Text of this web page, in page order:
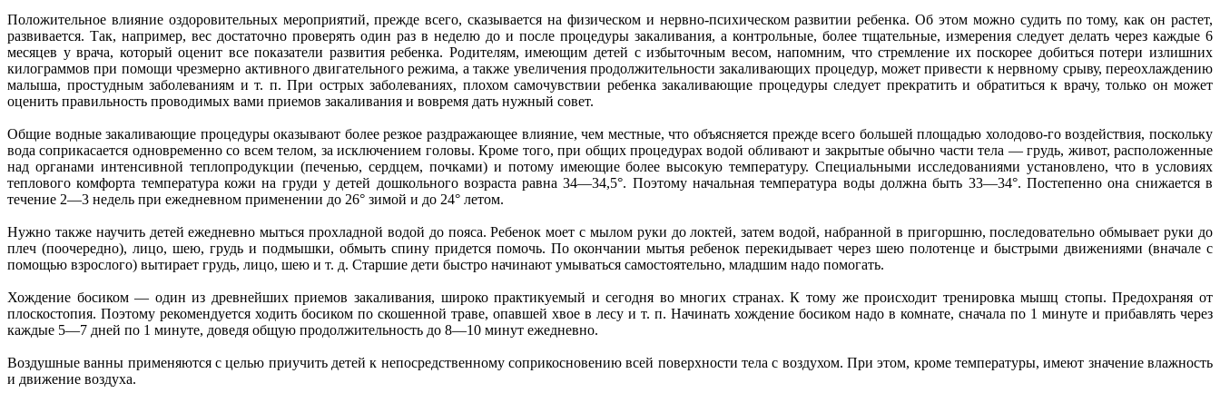
Положительное влияние оздоровительных мероприятий, прежде всего, сказывается на физическом и нервно-психическом развитии ребенка. Об этом можно судить по тому, как он растет,
развивается. Так, например, вес достаточно проверять один раз в неделю до и после процедуры закаливания, а контрольные, более тщательные, измерения следует делать через каждые 6
месяцев у врача, который оценит все показатели развития ребенка. Родителям, имеющим детей с избыточным весом, напомним, что стремление их поскорее добиться потери излишних
килограммов при помощи чрезмерно активного двигательного режима, а также увеличения продолжительности закаливающих процедур, может привести к нервному срыву, переохлаждению
малыша, простудным заболеваниям и т. п. При острых заболеваниях, плохом самочувствии ребенка закаливающие процедуры следует прекратить и обратиться к врачу, только он может
оценить правильность проводимых вами приемов закаливания и вовремя дать нужный совет.
Общие водные закаливающие процедуры оказывают более резкое раздражающее влияние, чем местные, что объясняется прежде всего большей площадью холодово-го воздействия, поскольку
вода соприкасается одновременно со всем телом, за исключением головы. Кроме того, при общих процедурах водой обливают и закрытые обычно части тела — грудь, живот, расположенные
над органами интенсивной теплопродукции (печенью, сердцем, почками) и потому имеющие более высокую температуру. Специальными исследованиями установлено, что в условиях
теплового комфорта температура кожи на груди у детей дошкольного возраста равна 34—34,5°. Поэтому начальная температура воды должна быть 33—34°. Постепенно она снижается в
течение 2—3 недель при ежедневном применении до 26° зимой и до 24° летом.
Нужно также научить детей ежедневно мыться прохладной водой до пояса. Ребенок моет с мылом руки до локтей, затем водой, набранной в пригоршню, последовательно обмывает руки до
плеч (поочередно), лицо, шею, грудь и подмышки, обмыть спину придется помочь. По окончании мытья ребенок перекидывает через шею полотенце и быстрыми движениями (вначале с
помощью взрослого) вытирает грудь, лицо, шею и т. д. Старшие дети быстро начинают умываться самостоятельно, младшим надо помогать.
Хождение босиком — один из древнейших приемов закаливания, широко практикуемый и сегодня во многих странах. К тому же происходит тренировка мышц стопы. Предохраняя от
плоскостопия. Поэтому рекомендуется ходить босиком по скошенной траве, опавшей хвое в лесу и т. п. Начинать хождение босиком надо в комнате, сначала по 1 минуте и прибавлять через
каждые 5—7 дней по 1 минуте, доведя общую продолжительность до 8—10 минут ежедневно.
Воздушные ванны применяются с целью приучить детей к непосредственному соприкосновению всей поверхности тела с воздухом. При этом, кроме температуры, имеют значение влажность
и движение воздуха.